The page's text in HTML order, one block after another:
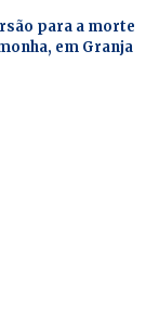
para a morte
em Granja